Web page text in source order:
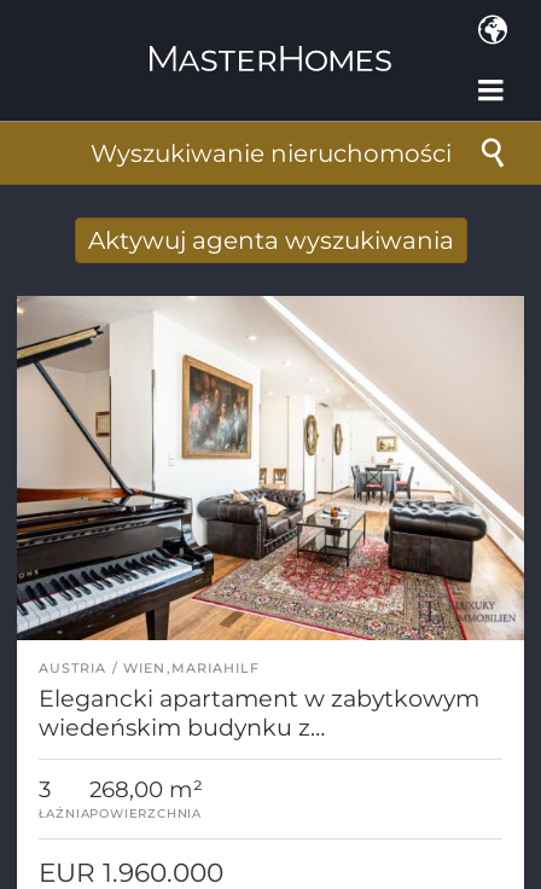
Wyszukiwanie nieruchomości
Aktywuj agenta wyszukiwania
drogą mailową
Adres e-mail*
AUSTRIA WIEN,MARIAHILF
Elegancki apartament w zabytkowym
wiedeńskim budynku z
panoramicznym widokiem i tarasami
3
ŁAŹNIA
268,00 m²
POWIERZCHNIA
EUR 1.960.000